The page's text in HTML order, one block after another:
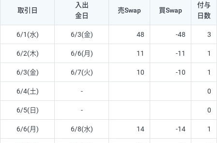
取引日
入出
金日
売Swap 買Swap
付与
日数
6/1(水) 6/3(金) 48 -48 3
6/2(木) 6/6(月) 11 -11 1
6/3(金) 6/7(火) 10 -10 1
6/4(土) - 0
6/5(日) - 0
6/6(月) 6/8(水) 14 -14 1